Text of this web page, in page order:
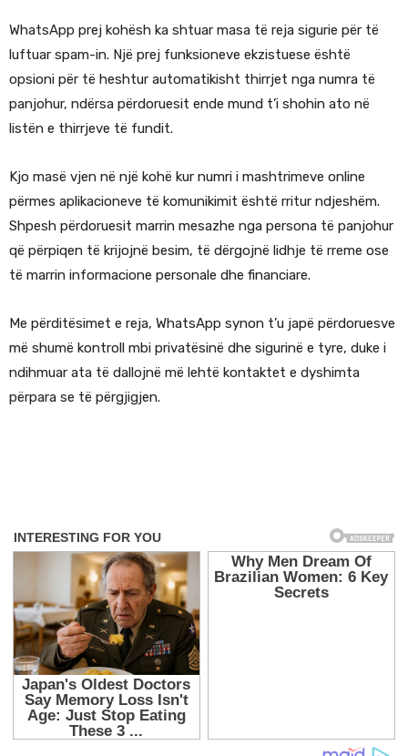
WhatsApp prej kohësh ka shtuar masa të reja sigurie për të
luftuar spam-in. Një prej funksioneve ekzistuese është
opsioni për të heshtur automatikisht thirrjet nga numra të
panjohur, ndërsa përdoruesit ende mund t’i shohin ato në
listën e thirrjeve të fundit.
Kjo masë vjen në një kohë kur numri i mashtrimeve online
përmes aplikacioneve të komunikimit është rritur ndjeshëm.
Shpesh përdoruesit marrin mesazhe nga persona të panjohur
që përpiqen të krijojnë besim, të dërgojnë lidhje të rreme ose
të marrin informacione personale dhe financiare.
Me përditësimet e reja, WhatsApp synon t’u japë përdoruesve
më shumë kontroll mbi privatësinë dhe sigurinë e tyre, duke i
ndihmuar ata të dallojnë më lehtë kontaktet e dyshimta
përpara se të përgjigjen.